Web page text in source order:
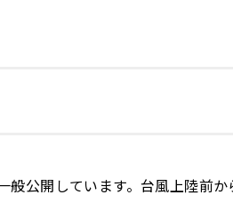
公開しています。台風上陸前